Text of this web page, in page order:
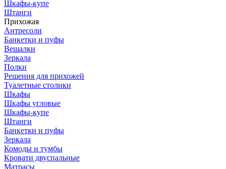
Шкафы-купе
Штанги
Прихожая
Антресоли
Банкетки и пуфы
Вешалки
Зеркала
Полки
Решения для прихожей
Туалетные столики
Шкафы
Шкафы угловые
Шкафы-купе
Штанги
Банкетки и пуфы
Зеркала
Комоды и тумбы
Кровати двуспальные
Матрасы